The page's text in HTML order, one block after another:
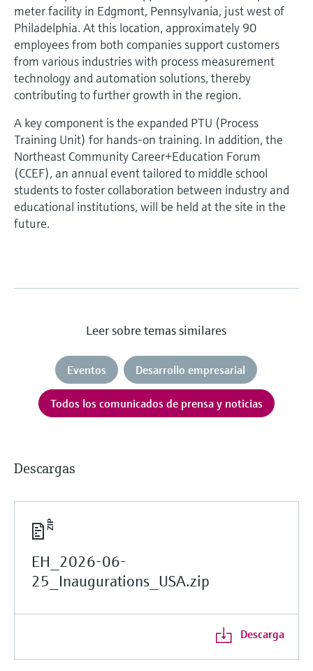
meter facility in Edgmont, Pennsylvania, just west of
Philadelphia. At this location, approximately 90
employees from both companies support customers
from various industries with process measurement
technology and automation solutions, thereby
contributing to further growth in the region.
A key component is the expanded PTU (Process
Training Unit) for hands-on training. In addition, the
Northeast Community Career+Education Forum
(CCEF), an annual event tailored to middle school
students to foster collaboration between industry and
educational institutions, will be held at the site in the
future.
Leer sobre temas similares
Eventos Desarrollo empresarial
Todos los comunicados de prensa y noticias
Descargas
EH_2026-06-
25_Inaugurations_USA.zip
Descarga